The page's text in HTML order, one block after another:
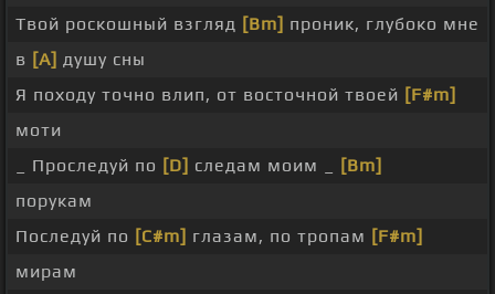
Твой роскошный взгляд [Bm] проник, глубоко мне
в [A] душу сны
Я походу точно влип, от восточной твоей [F#m]
моти
_ Проследуй по [D] следам моим _
[Bm]
порукам
Последуй по [C#m] глазам, по тропам [F#m]
мирам